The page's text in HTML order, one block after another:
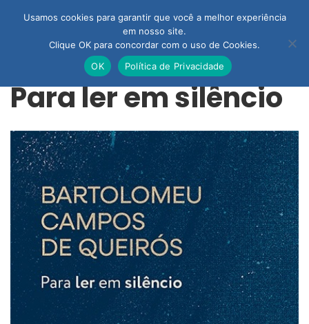
Para ler em silêncio
Usamos cookies para garantir que você a melhor experiência
em nosso site.
Clique OK para concordar com o uso de Cookies.
OK
Política de Privacidade